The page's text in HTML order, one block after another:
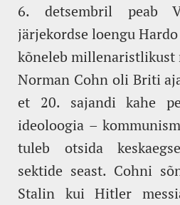
6. detsembril peab
järjekordse loengu
kõneleb millenaristlikust
Norman Cohn oli Briti
et 20. sajandi kahe
ideoloogia –
tuleb otsida
sektide seast. Cohni
Stalin kui Hitler